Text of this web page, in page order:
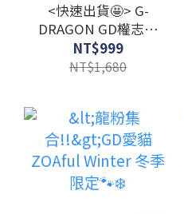
<快速出貨🤩> G-
DRAGON GD權志龍
Peaceminusone x
2025 MAMA FIGURE
NT$999
NT$1,680